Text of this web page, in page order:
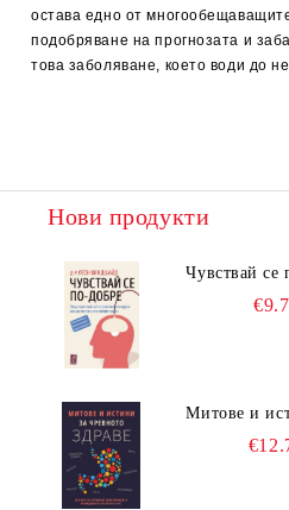
остава едно от
подобряване на прогнозата и
това заболяване, което води до
Нови продукти
Чувствай се
Митове и